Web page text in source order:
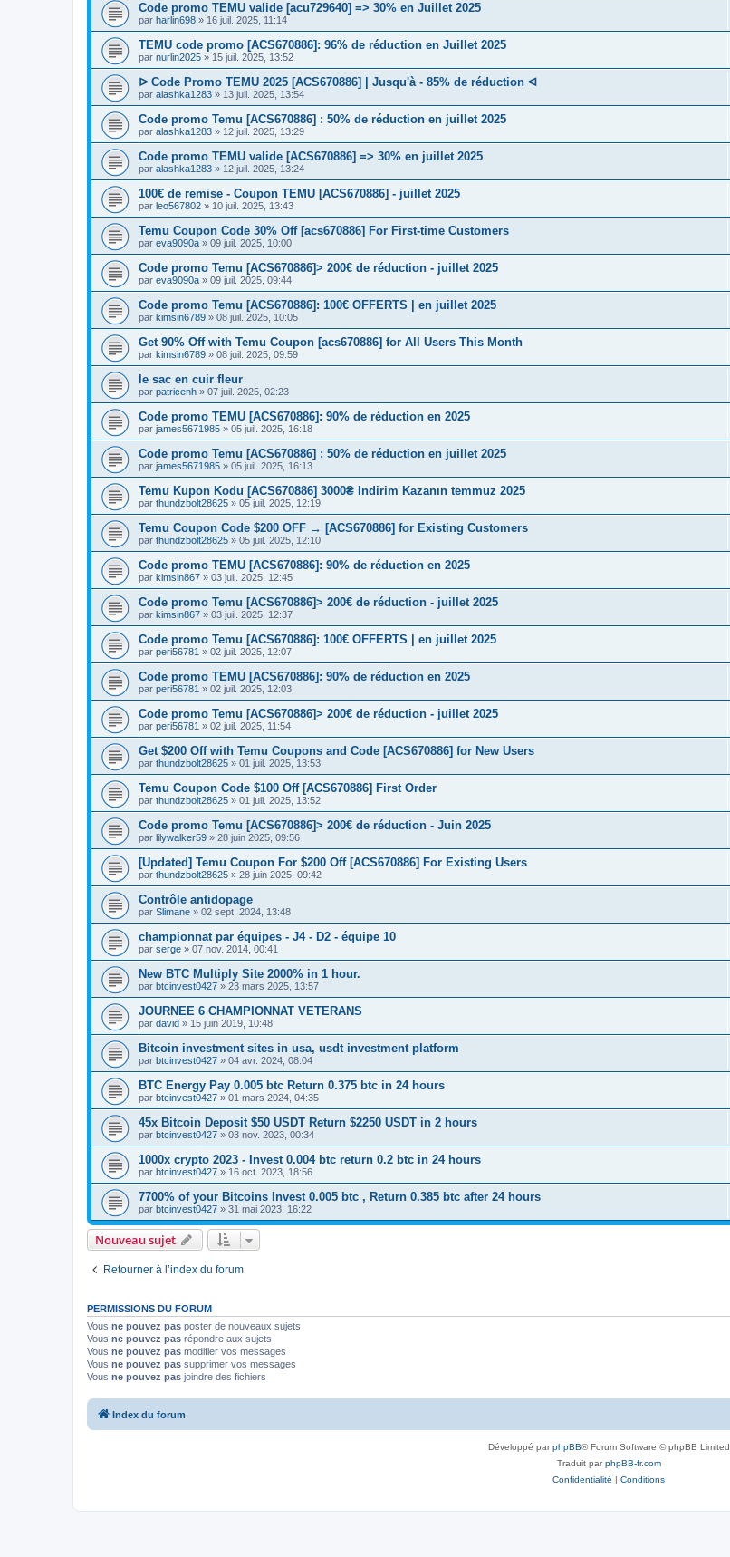
Code promo TEMU valide [acu729640] => 30% en Juillet 2025
par harlin698 » 16 juil. 2025, 11:14
TEMU code promo [ACS670886]: 96% de réduction en Juillet 2025
par nurlin2025 » 15 juil. 2025, 13:52
ᐅ Code Promo TEMU 2025 [ACS670886] | Jusqu'à - 85% de réduction ᐊ
par alashka1283 » 13 juil. 2025, 13:54
Code promo Temu [ACS670886] : 50% de réduction en juillet 2025
par alashka1283 » 12 juil. 2025, 13:29
Code promo TEMU valide [ACS670886] => 30% en juillet 2025
par alashka1283 » 12 juil. 2025, 13:24
100€ de remise - Coupon TEMU [ACS670886] - juillet 2025
par leo567802 » 10 juil. 2025, 13:43
Temu Coupon Code 30% Off [acs670886] For First-time Customers
par eva9090a » 09 juil. 2025, 10:00
Code promo Temu [ACS670886]> 200€ de réduction - juillet 2025
par eva9090a » 09 juil. 2025, 09:44
Code promo Temu [ACS670886]: 100€ OFFERTS | en juillet 2025
par kimsin6789 » 08 juil. 2025, 10:05
Get 90% Off with Temu Coupon [acs670886] for All Users This Month
par kimsin6789 » 08 juil. 2025, 09:59
le sac en cuir fleur
par patricenh » 07 juil. 2025, 02:23
Code promo TEMU [ACS670886]: 90% de réduction en 2025
par james5671985 » 05 juil. 2025, 16:18
Code promo Temu [ACS670886] : 50% de réduction en juillet 2025
par james5671985 » 05 juil. 2025, 16:13
Temu Kupon Kodu [ACS670886] 3000₴ Indirim Kazanın temmuz 2025
par thundzbolt28625 » 05 juil. 2025, 12:19
Temu Coupon Code $200 OFF → [ACS670886] for Existing Customers
par thundzbolt28625 » 05 juil. 2025, 12:10
Code promo TEMU [ACS670886]: 90% de réduction en 2025
par kimsin867 » 03 juil. 2025, 12:45
Code promo Temu [ACS670886]> 200€ de réduction - juillet 2025
par kimsin867 » 03 juil. 2025, 12:37
Code promo Temu [ACS670886]: 100€ OFFERTS | en juillet 2025
par peri56781 » 02 juil. 2025, 12:07
Code promo TEMU [ACS670886]: 90% de réduction en 2025
par peri56781 » 02 juil. 2025, 12:03
Code promo Temu [ACS670886]> 200€ de réduction - juillet 2025
par peri56781 » 02 juil. 2025, 11:54
Get $200 Off with Temu Coupons and Code [ACS670886] for New Users
par thundzbolt28625 » 01 juil. 2025, 13:53
Temu Coupon Code $100 Off [ACS670886] First Order
par thundzbolt28625 » 01 juil. 2025, 13:52
Code promo Temu [ACS670886]> 200€ de réduction - Juin 2025
par lilywalker59 » 28 juin 2025, 09:56
[Updated] Temu Coupon For $200 Off [ACS670886] For Existing Users
par thundzbolt28625 » 28 juin 2025, 09:42
Contrôle antidopage
par Slimane » 02 sept. 2024, 13:48
championnat par équipes - J4 - D2 - équipe 10
par serge » 07 nov. 2014, 00:41
New BTC Multiply Site 2000% in 1 hour.
par btcinvest0427 » 23 mars 2025, 13:57
JOURNEE 6 CHAMPIONNAT VETERANS
par david » 15 juin 2019, 10:48
Bitcoin investment sites in usa, usdt investment platform
par btcinvest0427 » 04 avr. 2024, 08:04
BTC Energy Pay 0.005 btc Return 0.375 btc in 24 hours
par btcinvest0427 » 01 mars 2024, 04:35
45x Bitcoin Deposit $50 USDT Return $2250 USDT in 2 hours
par btcinvest0427 » 03 nov. 2023, 00:34
1000x crypto 2023 - Invest 0.004 btc return 0.2 btc in 24 hours
par btcinvest0427 » 16 oct. 2023, 18:56
7700% of your Bitcoins Invest 0.005 btc , Return 0.385 btc after 24 hours
par btcinvest0427 » 31 mai 2023, 16:22
Nouveau sujet
Retourner à l’index du forum
PERMISSIONS DU FORUM
Vous ne pouvez pas poster de nouveaux sujets
Vous ne pouvez pas répondre aux sujets
Vous ne pouvez pas modifier vos messages
Vous ne pouvez pas supprimer vos messages
Vous ne pouvez pas joindre des fichiers
Index du forum
Développé parphpBB® Forum Software © phpBB Limited
Traduit parphpBB-fr.com
Confidentialité | Conditions